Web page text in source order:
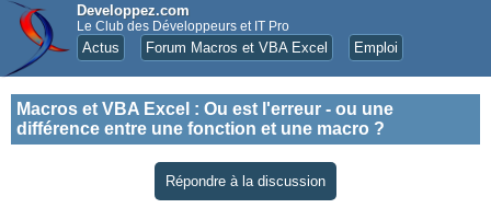
Developpez.com
Le Club des Développeurs et IT Pro
Actus Forum Macros et VBA Excel Emploi
Macros et VBA Excel : Ou est l'erreur - ou une
différence entre une fonction et une macro ?
Répondre à la discussion